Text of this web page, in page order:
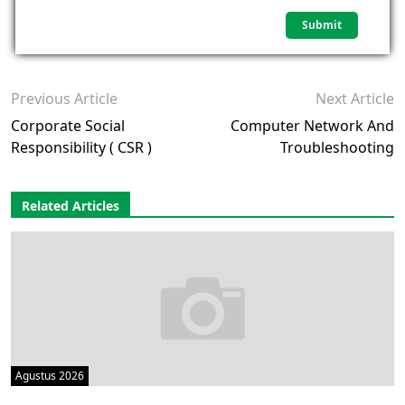
Previous Article
Corporate Social
Responsibility ( CSR )
Next Article
Computer Network And
Troubleshooting
Related Articles
Agustus 2026